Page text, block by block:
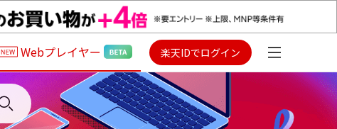
Webプレイヤー 楽天IDでログイン